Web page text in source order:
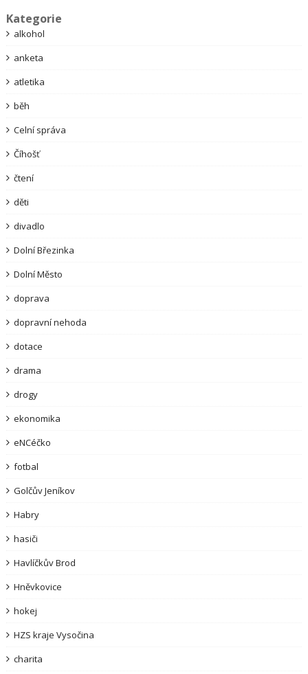
Kategorie
alkohol
anketa
atletika
běh
Celní správa
Číhošť
čtení
děti
divadlo
Dolní Březinka
Dolní Město
doprava
dopravní nehoda
dotace
drama
drogy
ekonomika
eNCéčko
fotbal
Golčův Jeníkov
Habry
hasiči
Havlíčkův Brod
Hněvkovice
hokej
HZS kraje Vysočina
charita